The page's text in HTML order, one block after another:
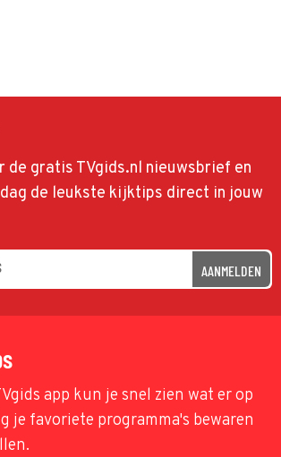
de gratis TVgids.nl nieuwsbrief en
de leukste kijktips direct in jouw
AANMELDEN
app kun je snel zien wat er op
je favoriete programma's bewaren